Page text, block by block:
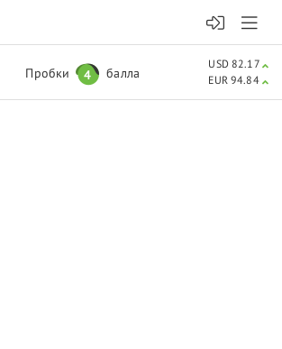
Пробки 4 балла
USD 82.17
EUR 94.84